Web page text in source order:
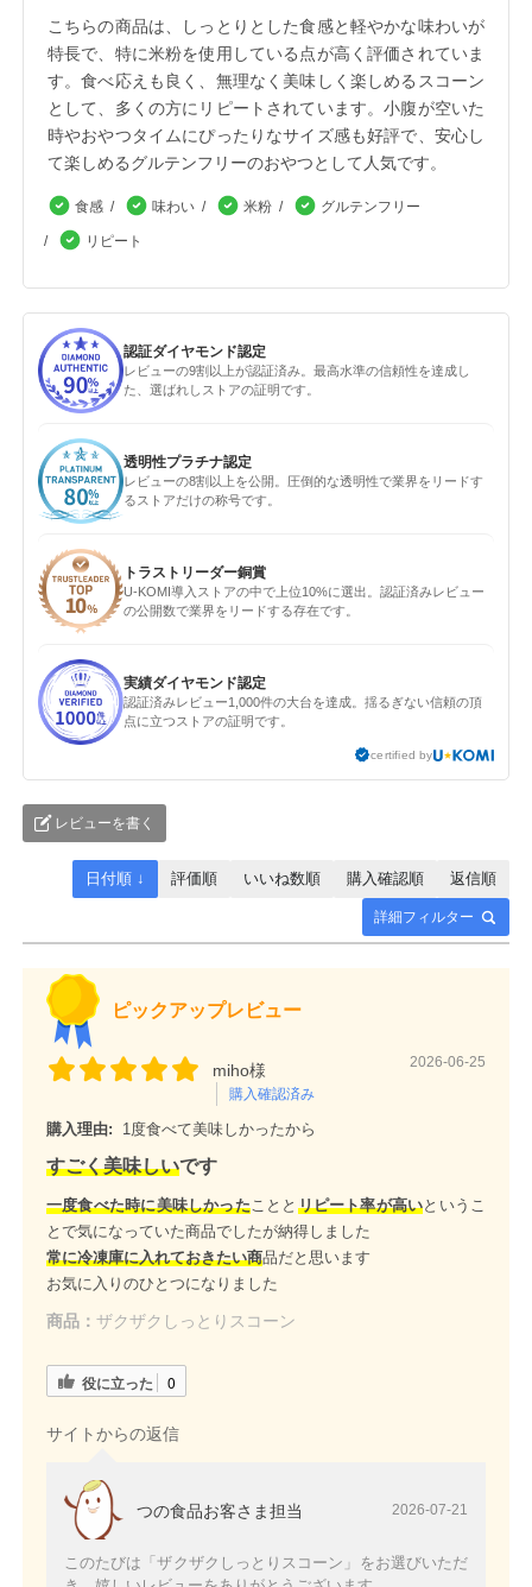
こちらの商品は、しっとりとした食感と軽やかな味わいが
特長で、特に米粉を使用している点が高く評価されていま
す。食べ応えも良く、無理なく美味しく楽しめるスコーン
として、多くの方にリピートされています。小腹が空いた
時やおやつタイムにぴったりなサイズ感も好評で、安心し
て楽しめるグルテンフリーのおやつとして人気です。
食感 味わい 米粉 グルテンフリー
リピート
認証ダイヤモンド認定
レビューの9割以上が認証済み。最高水準の信頼性を達成し
た、選ばれしストアの証明です。
透明性プラチナ認定
レビューの8割以上を公開。圧倒的な透明性で業界をリードす
るストアだけの称号です。
トラストリーダー銅賞
U-KOMI導入ストアの中で上位10%に選出。認証済みレビュー
の公開数で業界をリードする存在です。
実績ダイヤモンド認定
認証済みレビュー1,000件の大台を達成。揺るぎない信頼の頂
点に立つストアの証明です。
certified by
レビューを書く
詳細フィルター
日付順 ↓ 評価順 いいね数順 購入確認順 返信順
ピックアップレビュー
miho様
購入確認済み
2026-06-25
購入理由: 1度食べて美味しかったから
すごく美味しいです
一度食べた時に美味しかったことと リピート率が高いというこ
とで気になっていた商品でしたが納得しました
常に冷凍庫に入れておきたい商品だと思います
お気に入りのひとつになりました
商品： ザクザクしっとりスコーン
役に立った 0
サイトからの返信
つの食品お客さま担当 2026-07-21
このたびは「ザクザクしっとりスコーン」をお選びいただ